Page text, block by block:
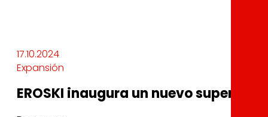
17.10.2024
Expansión
EROSKI inaugura un nuevo